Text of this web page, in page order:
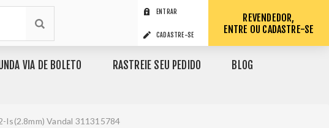
ENTRAR
CADASTRE-SE
REVENDEDOR,
ENTRE OU CADASTRE-SE
VIA DE BOLETO RASTREIE SEU PEDIDO BLOG
Is(2.8mm) Vandal 311315784